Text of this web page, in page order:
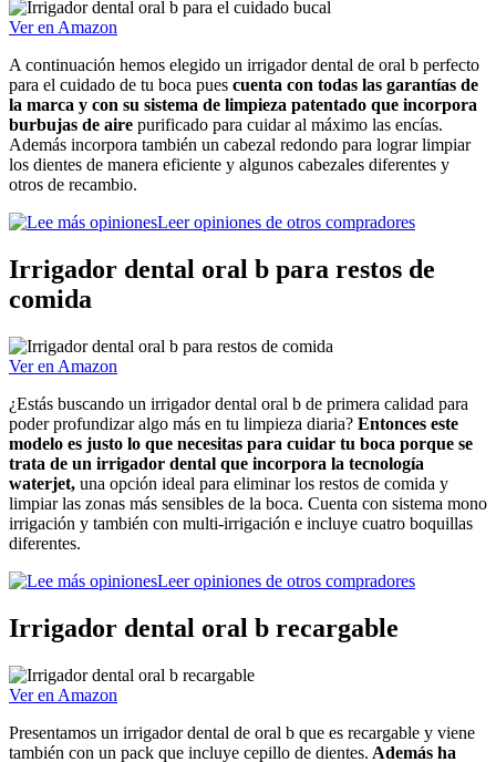
Ver en Amazon
A continuación hemos elegido un irrigador dental de oral b perfecto
para el cuidado de tu boca pues cuenta con todas las garantías de
la marca y con su sistema de limpieza patentado que incorpora
burbujas de aire purificado para cuidar al máximo las encías.
Además incorpora también un cabezal redondo para lograr limpiar
los dientes de manera eficiente y algunos cabezales diferentes y
otros de recambio.
Leer opiniones de otros compradores
Irrigador dental oral b para restos de
comida
Ver en Amazon
¿Estás buscando un irrigador dental oral b de primera calidad para
poder profundizar algo más en tu limpieza diaria? Entonces este
modelo es justo lo que necesitas para cuidar tu boca porque se
trata de un irrigador dental que incorpora la tecnología
waterjet, una opción ideal para eliminar los restos de comida y
limpiar las zonas más sensibles de la boca. Cuenta con sistema mono
irrigación y también con multi-irrigación e incluye cuatro boquillas
diferentes.
Leer opiniones de otros compradores
Irrigador dental oral b recargable
Ver en Amazon
Presentamos un irrigador dental de oral b que es recargable y viene
también con un pack que incluye cepillo de dientes. Además ha